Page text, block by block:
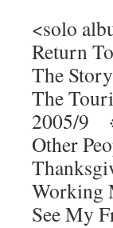
<solo
Return
The
The
2005/9
Other
Working
See My